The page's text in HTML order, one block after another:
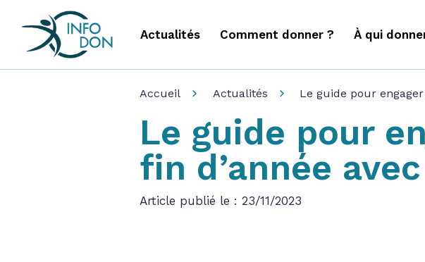
Actualités Comment donner ? À qui
Accueil Actualités Le guide pour
Le guide pour
fin d’année
Article publié le : 23/11/2023